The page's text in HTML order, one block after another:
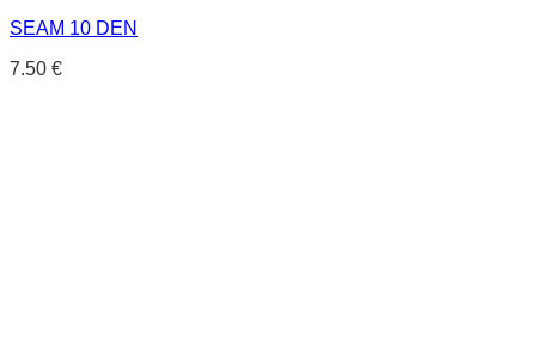
SEAM 10 DEN
7.50 €